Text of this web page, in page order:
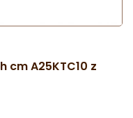
cm A25KTC10 z